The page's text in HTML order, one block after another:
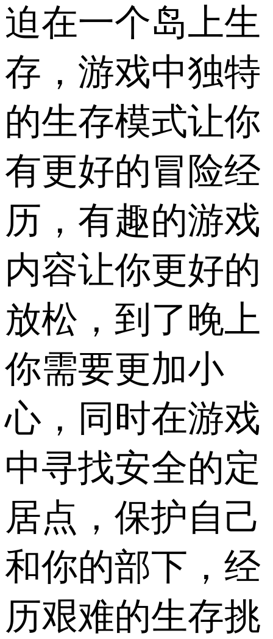
迫在一个岛上生
存，游戏中独特
的生存模式让你
有更好的冒险经
历，有趣的游戏
内容让你更好的
放松，到了晚上
你需要更加小
心，同时在游戏
中寻找安全的定
居点，保护自己
和你的部下，经
历艰难的生存挑